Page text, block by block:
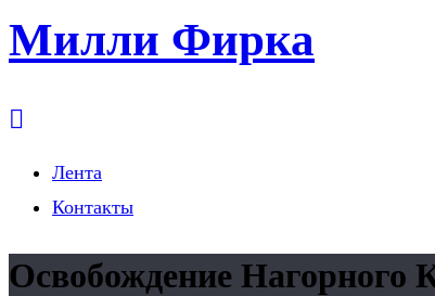
Милли Фирка
Лента
Контакты
Освобождение Нагорного